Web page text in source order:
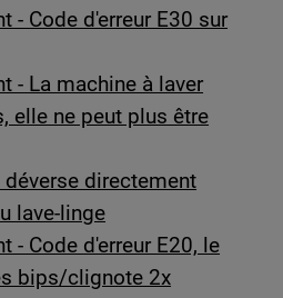
- Code d'erreur E30 sur
- La machine à laver
elle ne peut plus être
directement
lave-linge
- Code d'erreur E20, le
bips/clignote 2x